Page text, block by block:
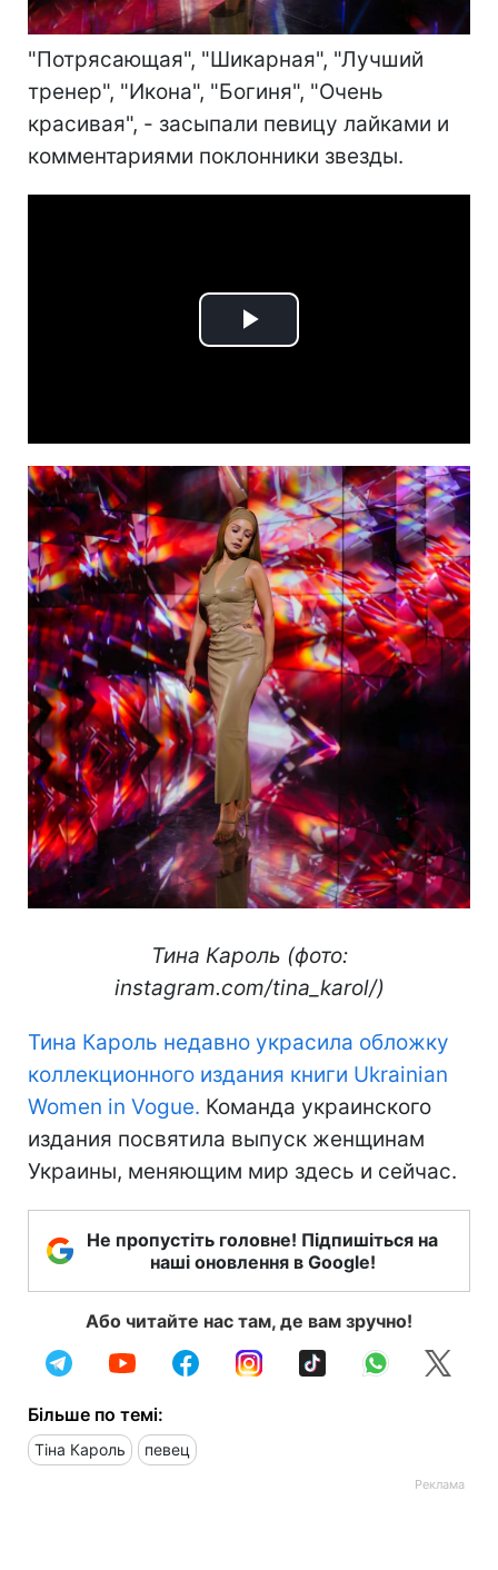
"Потрясающая", "Шикарная", "Лучший
тренер", "Икона", "Богиня", "Очень
красивая", - засыпали певицу лайками и
комментариями поклонники звезды.
Play
Тина Кароль (фото:
instagram.com/tina_karol/)
Тина Кароль недавно украсила обложку
коллекционного издания книги Ukrainian
Women in Vogue. Команда украинского
издания посвятила выпуск женщинам
Украины, меняющим мир здесь и сейчас.
Не пропустіть головне! Підпишіться на
наші оновлення в Google!
Або читайте нас там, де вам зручно!
Більше по темі:
Тіна Кароль певец